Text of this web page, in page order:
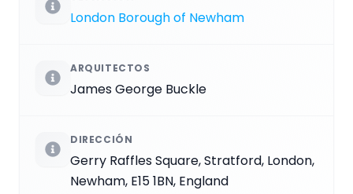
London Borough of Newham
ARQUITECTOS
James George Buckle
DIRECCIÓN
Gerry Raffles Square, Stratford, London,
Newham, E15 1BN, England